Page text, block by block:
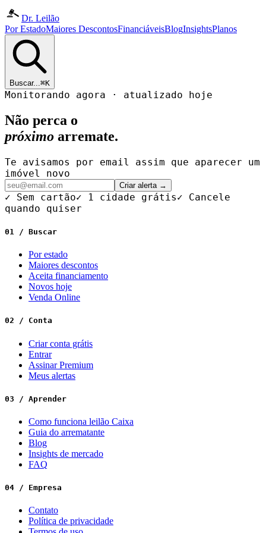
Dr. Leilão
Por EstadoMaiores DescontosFinanciáveisBlogInsightsPlanos
Buscar...⌘K
Monitorando agora · atualizado hoje
Não perca o
próximo arremate.
Te avisamos por email assim que aparecer um
imóvel novo
Criar alerta →
✓ Sem cartão✓ 1 cidade grátis✓ Cancele
quando quiser
01 / Buscar
Por estado
Maiores descontos
Aceita financiamento
Novos hoje
Venda Online
02 / Conta
Criar conta grátis
Entrar
Assinar Premium
Meus alertas
03 / Aprender
Como funciona leilão Caixa
Guia do arrematante
Blog
Insights de mercado
FAQ
04 / Empresa
Contato
Política de privacidade